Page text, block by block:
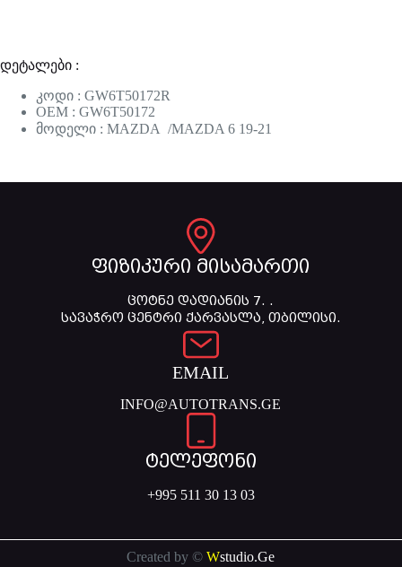
დეტალები :
კოდი : GW6T50172R
OEM : GW6T50172
მოდელი : MAZDA /MAZDA 6 19-21
ფიზიკური მისამართი
ცოტნე დადიანის 7. .
სავაჭრო ცენტრი ქარვასლა, თბილისი.
EMAIL
INFO@AUTOTRANS.GE
ტელეფონი
+995 511 30 13 03
Created by ©Wstudio.Ge